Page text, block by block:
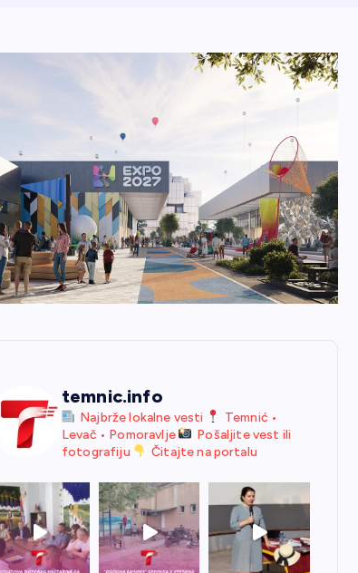
temnic.info
Najbrže lokalne vesti
Temnić •
Levač • Pomoravlje
Pošaljite vest ili
fotografiju
Čitajte na portalu